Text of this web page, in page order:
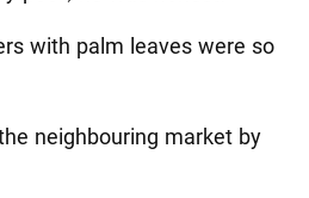
with palm leaves were so
neighbouring market by